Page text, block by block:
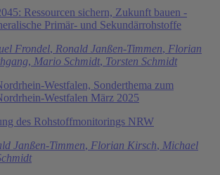
Ressourcen sichern, Zukunft bauen -
Primär- und Sekundärrohstoffe
Frondel, Ronald Janßen-Timmen, Florian
, Mario Schmidt, Torsten Schmidt
Westfalen, Sonderthema zum
Westfalen März 2025
des Rohstoffmonitorings NRW
Janßen-Timmen, Florian Kirsch, Michael